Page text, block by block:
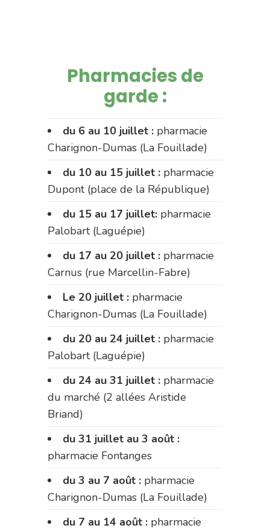
Pharmacies de
garde :
du 6 au 10 juillet : pharmacie
Charignon-Dumas (La Fouillade)
du 10 au 15 juillet : pharmacie
Dupont (place de la République)
du 15 au 17 juillet: pharmacie
Palobart (Laguépie)
du 17 au 20 juillet : pharmacie
Carnus (rue Marcellin-Fabre)
Le 20 juillet : pharmacie
Charignon-Dumas (La Fouillade)
du 20 au 24 juillet : pharmacie
Palobart (Laguépie)
du 24 au 31 juillet : pharmacie
du marché (2 allées Aristide
Briand)
du 31 juillet au 3 août :
pharmacie Fontanges
du 3 au 7 août : pharmacie
Charignon-Dumas (La Fouillade)
du 7 au 14 août : pharmacie